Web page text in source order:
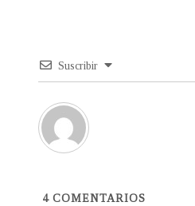
Suscribir
4COMENTARIOS